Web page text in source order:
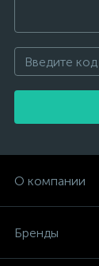
О компании
Бренды